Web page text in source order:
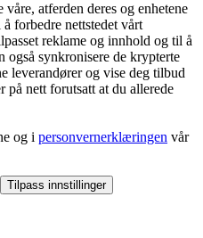
atferden deres og enhetene
forbedre nettstedet vårt
reklame og innhold og til å
også synkronisere de krypterte
leverandører og vise deg tilbud
på nett forutsatt at du allerede
og i personvernerklæringen vår
Tilpass innstillinger